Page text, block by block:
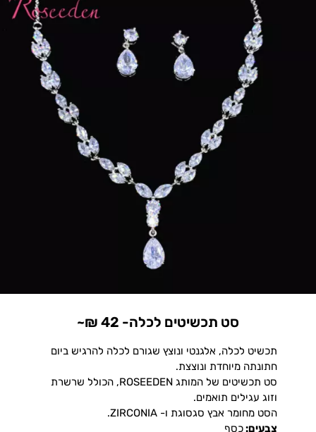
סט תכשיטים לכלה- 42 ₪~
תכשיט לכלה, אלגנטי ונוצץ שגורם לכלה להרגיש ביום
חתונתה מיוחדת ונוצצת.
סט תכשיטים של המותג ROSEEDEN, הכולל שרשרת
וזוג עגילים תואמים.
הסט מחומר אבץ סגסוגת ו- ZIRCONIA.
צבעים:כסף